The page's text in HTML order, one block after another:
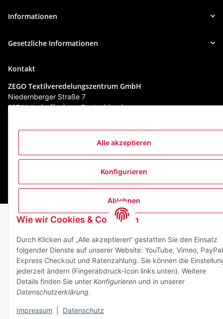
Alle akzeptieren
Konfigurieren
Ablehnen
Wie wir Cookies & Co nutzen
Durch Klicken auf „Alle akzeptieren“ gestatten Sie den Einsatz
folgender Dienste auf unserer Website: YouTube, Vimeo, PayPal
Express Checkout und Ratenzahlung. Sie können die
jederzeit ändern (Fingerabdruck-Icon links unten). Weitere
Details finden Sie unter Konfigurieren und in unserer
Datenschutzerklärung.
Impressum Datenschutz
Informationen
Gesetzliche Informationen
Kontakt
ZEGO Textilveredelungszentrum GmbH
Niedernberger Straße 7
63741 Aschaffenburg Deutschland
Mail:info@zego-tvz.de
* Alle Preise zzgl. gesetzlicher USt., zzgl.Versand